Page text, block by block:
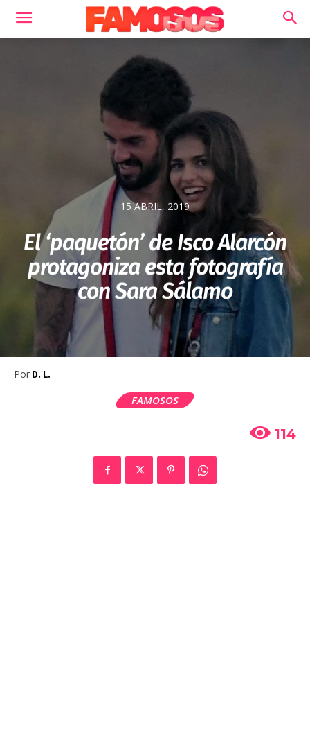
15 ABRIL, 2019
El ‘paquetón’ de Isco Alarcón
protagoniza esta fotografía
con Sara Sálamo
Por D. L.
FAMOSOS
114